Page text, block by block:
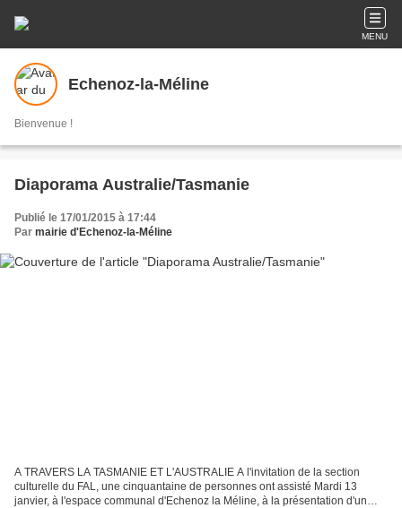
MENU
Echenoz-la-Méline
Bienvenue !
Diaporama Australie/Tasmanie
Publié le 17/01/2015 à 17:44
Par mairie d'Echenoz-la-Méline
A TRAVERS LA TASMANIE ET L'AUSTRALIE A l'invitation de la section
culturelle du FAL, une cinquantaine de personnes ont assisté Mardi 13
janvier, à l'espace communal d'Echenoz la Méline, à la présentation d'un